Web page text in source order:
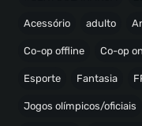
Acessório adulto
Co-op offline Co-op
Esporte Fantasia
Jogos olímpicos/oficiais